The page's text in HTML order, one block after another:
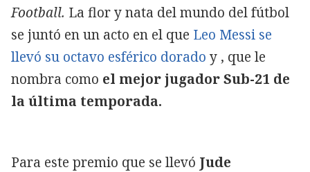
Football. La flor y nata del mundo del fútbol
se juntó en un acto en el que Leo Messi se
llevó su octavo esférico dorado y , que le
nombra como el mejor jugador Sub-21 de
la última temporada.
Para este premio que se llevó Jude